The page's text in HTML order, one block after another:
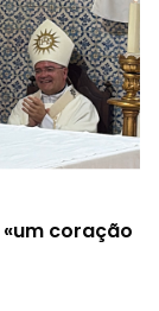
coração